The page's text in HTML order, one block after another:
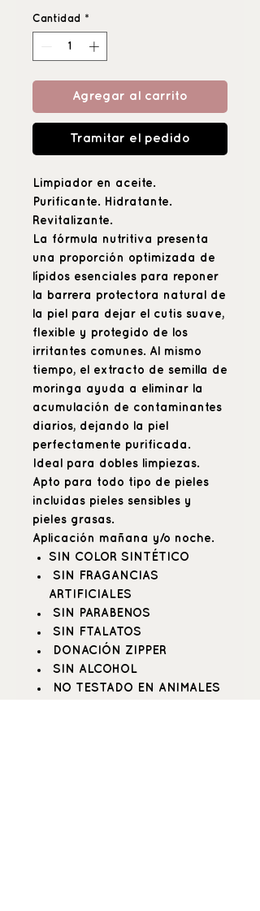
Mililitro
Cantidad *
Agregar al carrito
Tramitar el pedido
Limpiador en aceite.
Purificante. Hidratante.
Revitalizante.
La fórmula nutritiva presenta
una proporción optimizada de
lípidos esenciales para reponer
la barrera protectora natural de
la piel para dejar el cutis suave,
flexible y protegido de los
irritantes comunes. Al mismo
tiempo, el extracto de semilla de
moringa ayuda a eliminar la
acumulación de contaminantes
diarios, dejando la piel
perfectamente purificada.
Ideal para dobles limpiezas.
Apto para todo tipo de pieles
incluidas pieles sensibles y
pieles grasas.
Aplicación mañana y/o noche.
SIN COLOR SINTÉTICO
SIN FRAGANCIAS
ARTIFICIALES
SIN PARABENOS
SIN FTALATOS
DONACIÓN ZIPPER
SIN ALCOHOL
NO TESTADO EN ANIMALES